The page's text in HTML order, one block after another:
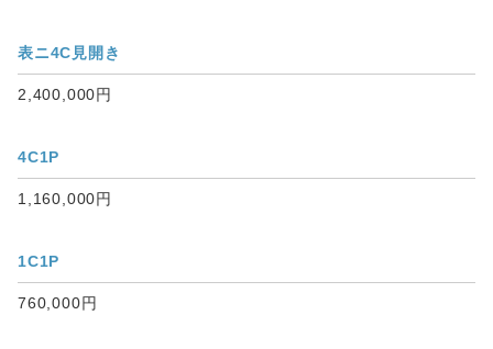
表ニ4C見開き
2,400,000円
4C1P
1,160,000円
1C1P
760,000円